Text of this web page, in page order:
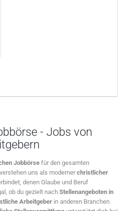
- Jobs von
Jobbörse für den gesamten
uns als modernerchristlicher
denen Glaube und Beruf
ob du gezielt nach Stellenangeboten in
Arbeitgeber in anderen Branchen